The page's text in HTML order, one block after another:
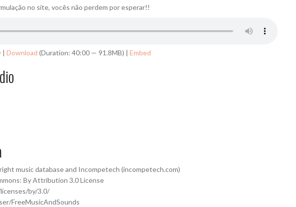
no site, vocês não perdem por esperar!!
Download (Duration: 40:00 — 91.8MB) | Embed
music database and Incompetech (incompetech.com)
By Attribution 3.0 License
by/3.0/
FreeMusicAndSounds